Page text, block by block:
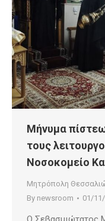
Μήνυμα
τους
Νοσοκομείο
Μητρόπολη
By newsroom 01/